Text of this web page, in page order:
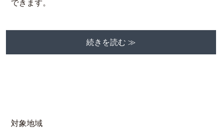
できます。
続きを読む ≫
対象地域